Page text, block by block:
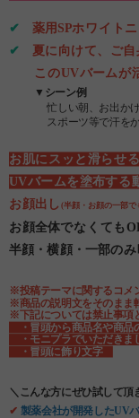
✔
薬用SPホワイト
✔
夏に向けて、ご
このUVバームが
▼シーン例
忙しい朝、お出か
スポーツ等で汗を
お肌にスッと滑らせ
UVバームを塗布する
お顔出し (半顔・お顔の一部で
お顔全体でなくても
半顔・横顔・一部の
※投稿テーマに関するコメ
※商品の説明文をそのまま
※下記については禁止事項
・冒頭から商品名や商品
・モニプラでいただきま
・冒頭に飾り文字
＼こんな方にぜひ試して頂
✔ 製薬会社が開発したUV